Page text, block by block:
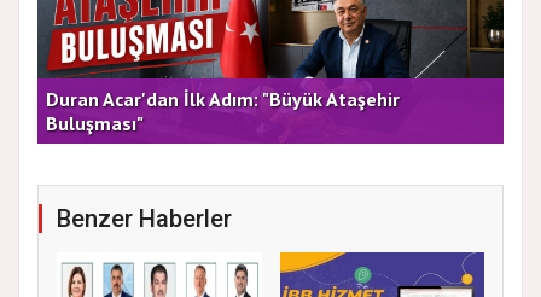
Duran Acar'dan İlk Adım: "Büyük Ataşehir
Buluşması"
Benzer Haberler